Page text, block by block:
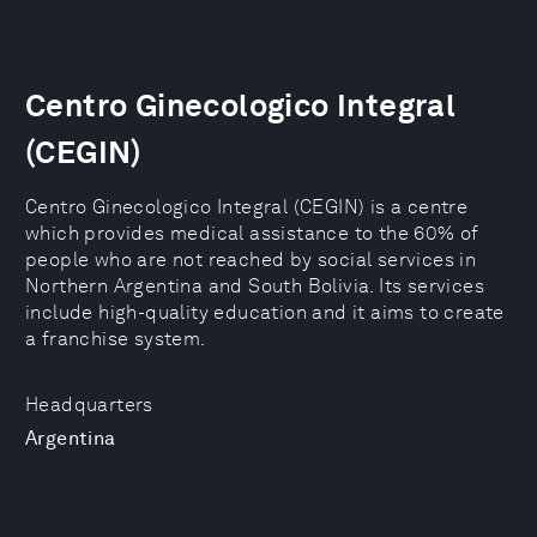
Headquarters
Argentina
Centro Ginecologico Integral
(CEGIN)
Centro Ginecologico Integral (CEGIN) is a centre
which provides medical assistance to the 60% of
people who are not reached by social services in
Northern Argentina and South Bolivia. Its services
include high-quality education and it aims to create
a franchise system.